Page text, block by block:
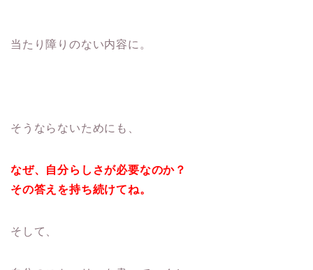
当たり障りのない内容に。
そうならないためにも、
なぜ、自分らしさが必要なのか？
その答えを持ち続けてね。
そして、